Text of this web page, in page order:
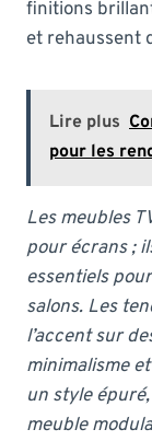
finitions
et rehaussent
Lire plus
pour les
Les meubles
pour écrans ;
essentiels
salons. Les
l’accent sur
minimalisme
un style
meuble